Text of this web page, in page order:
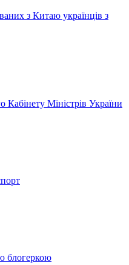
з Китаю українців з
Міністрів України
блогеркою